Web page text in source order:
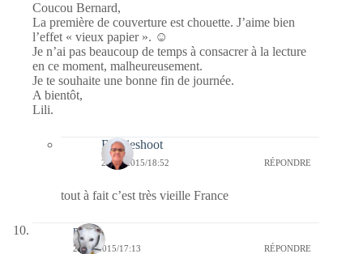
Coucou Bernard,
La première de couverture est chouette. J’aime bien
l’effet « vieux papier ». ☺
Je n’ai pas beaucoup de temps à consacrer à la lecture
en ce moment, malheureusement.
Je te souhaite une bonne fin de journée.
A bientôt,
Lili.
Bernieshoot
28/10/2015/18:52 RÉPONDRE
tout à fait c’est très vieille France
nays
27/10/2015/17:13 RÉPONDRE